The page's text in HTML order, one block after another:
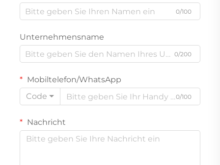
0/100
Unternehmensname
0/200
Mobiltelefon/WhatsApp
Code
0/100
Nachricht